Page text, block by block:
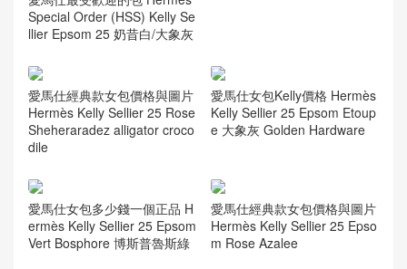
Special Order (HSS) Kelly Se
llier Epsom 25 奶昔白/大象灰
愛馬仕經典款女包價格與圖片
Hermès Kelly Sellier 25 Rose
Sheheraradez alligator croco
dile
愛馬仕女包Kelly價格 Hermès
Kelly Sellier 25 Epsom Etoup
e 大象灰 Golden Hardware
愛馬仕女包多少錢一個正品 H
ermès Kelly Sellier 25 Epsom
Vert Bosphore 博斯普魯斯綠
愛馬仕經典款女包價格與圖片
Hermès Kelly Sellier 25 Epso
m Rose Azalee